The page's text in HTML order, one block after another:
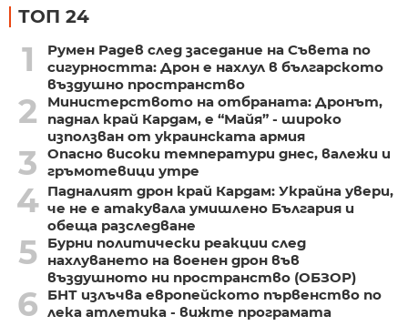
ТОП 24
1
Румен Радев след заседание на Съвета по
сигурността: Дрон е нахлул в българското
въздушно пространство
2
Министерството на отбраната: Дронът,
паднал край Кардам, е “Майя” - широко
използван от украинската армия
3
Опасно високи температури днес, валежи и
гръмотевици утре
4 Падналият дрон край Кардам: Украйна увери,
че не е атакувала умишлено България и
обеща разследване
5
Бурни политически реакции след
нахлуването на военен дрон във
въздушното ни пространство (ОБЗОР)
6
БНТ излъчва европейското първенство по
лека атлетика - вижте програмата